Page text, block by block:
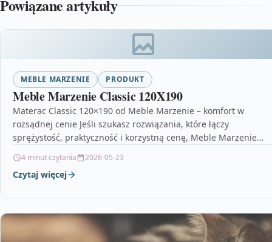
Powiązane artykuły
MEBLE MARZENIE PRODUKT
Meble Marzenie Classic 120X190
Materac Classic 120×190 od Meble Marzenie – komfort w
rozsądnej cenie Jeśli szukasz rozwiązania, które łączy
sprężystość, praktyczność i korzystną cenę, Meble Marzenie
4 minut czytania 2026-05-23
Czytaj więcej